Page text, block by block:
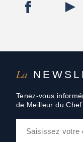
La
Tenez-vous
de Meilleur du